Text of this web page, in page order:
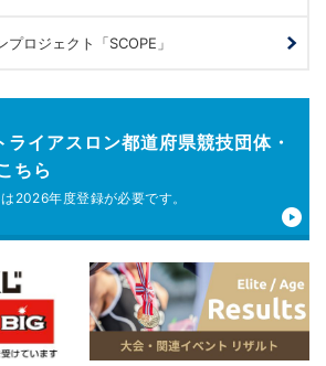
ロジェクト「SCOPE」
ライアスロン都道府県競技団体・
ちら
2026年度登録が必要です。